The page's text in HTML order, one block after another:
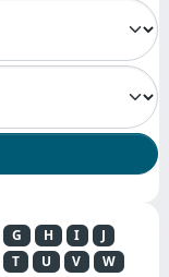
G H I
J
T U V
W